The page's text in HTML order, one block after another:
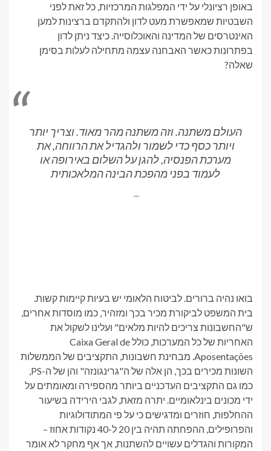
באופן רציונלי על ידי המפלגות המרכזיות, כל זאת לפני
השבטיות שמאפשרת מעט לדון ולהתקדם ברצינות למען
האינטרסים של המדינה והאוכלוסייה. כיצד ניתן לדון
בפתרונות כאשר האבחנה עצמה מתחילה לעלות בסימן
שאלה?
העולם משתנה. וזה משתנה מהר מאוד. וצריך יותר
ויותר כסף כדי לשמור ולהגדיל את הרווחה, את
מערכת הפנסיה, להגן על השלום באירופה או
לעמוד בפני מהפכת הבינה המלאכותית
בואו נהיה ברורים. לביטוח הלאומי יש בעיות קיימות קשות.
בית המשפט לביקורת מכיר בכך ומזהיר, כמו מוסדות אחרים,
ש"החשבונות צריכים להיות מלאים" ועלינו לשקול את
האחריות של כל המערכות, כולל Caixa Geral de
Aposentações. מבחינת חשבונות, התקציבים של הממשלות
השונות מכירים בכך, הן אלה של ה"גרינגונזה" והן של ה-PS,
כמו גם התקציבים העדכניים ביותר מהספירה ומאומתים על
ידי מכונים בינלאומיים. יתרה מזאת, לגבי הירידה בשיעור
ההחלפות, חוזרים ומדגישים כי על פי המתודולוגיות
והפרופילים, ההפחתה תהיה בין 20 ל-40 נקודות אחוז –
המקורות והגדלים עשויים להשתנות, אך אף מחקר לא אומר